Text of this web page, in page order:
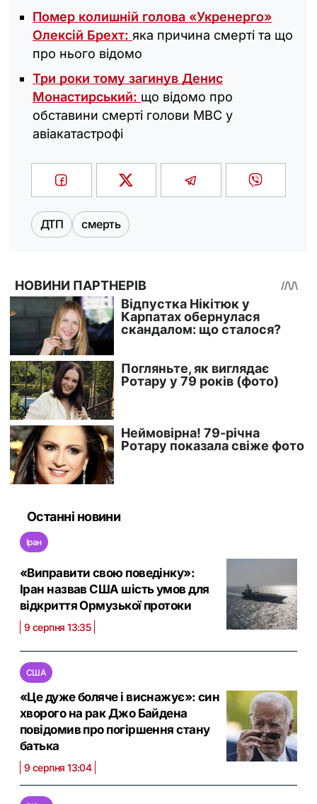
Помер колишній голова «Укренерго»
Олексій Брехт: яка причина смерті та що
про нього відомо
Три роки тому загинув Денис
Монастирський: що відомо про
обставини смерті голови МВС у
авіакатастрофі
ДТП смерть
Останні новини
Іран
«Виправити свою поведінку»:
Іран назвав США шість умов для
відкриття Ормузької протоки
9 серпня 13:35
США
«Це дуже боляче і виснажує»: син
хворого на рак Джо Байдена
повідомив про погіршення стану
батька
9 серпня 13:04